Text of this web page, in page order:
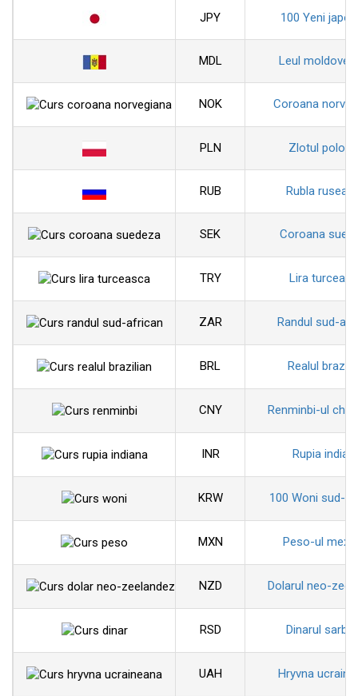
JPY 100 Yeni
MDL Leul
NOK Coroana
PLN Zlotul
RUB Rubla
SEK Coroana
TRY Lira
ZAR Randul sud-
BRL Realul
CNY Renminbi-ul
INR Rupia
KRW 100 Woni sud-
MXN Peso-ul
NZD Dolarul neo-
RSD Dinarul
UAH Hryvna